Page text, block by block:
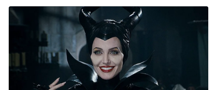
สายสีเหลือง สายสีน้ำเงิน สายสีเขียวเหนือ สายสีเขียวใต้
สายสีส้ม สายสีเขียวส่วนต่อขยาย สายสีม่วง
โดยอยู่ระหว่าง จัดหาผู้รับจ้าง และการก่อสร้าง คิดเป็น
ร้อยละ 43.24 จากแผนงานที่กําหนดร้อยละ 45.49
4. แผนงานเปลี่ยนระบบสายไฟฟ้าอากาศเป็นสายไฟฟ้า
ใต้ดิน ฉบับปฏิบัติการเร่งรัด ระยะทางรวม 20.5 กม. มีกํา